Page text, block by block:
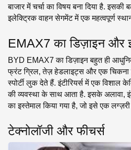
बाजार में चर्चा का विषय बना दिया है. इसकी
इलेक्ट्रिक वाहन सेगमेंट में एक महत्वपूर्ण स्थान
EMAX7 का डिज़ाइन और
BYD EMAX7 का डिज़ाइन बहुत ही
फ्रंट ग्रिल, तेज़ हेडलाइट्स और एक चिकना
स्पोर्टी लुक देते हैं. इंटीरियर्स में एक विशाल
की व्यवस्था के साथ आता है. इसके अलावा,
का इस्तेमाल किया गया है, जो इसे एक
टेक्नोलॉजी और फीचर्स